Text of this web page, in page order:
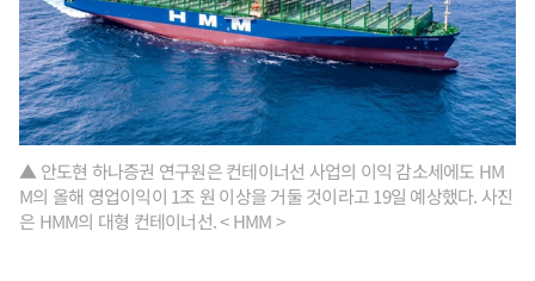
▲ 안도현 하나증권 연구원은 컨테이너선 사업의 이익 감소세에도 HM
M의 올해 영업이익이 1조 원 이상을 거둘 것이라고 19일 예상했다. 사진
은 HMM의 대형 컨테이너선. < HMM >